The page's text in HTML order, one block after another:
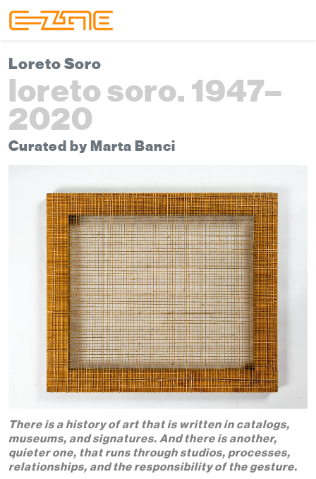
Loreto Soro
loreto soro. 1947–
2020
Curated by Marta Banci
There is a history of art that is written in catalogs,
museums, and signatures. And there is another,
quieter one, that runs through studios, processes,
relationships, and the responsibility of the gesture.